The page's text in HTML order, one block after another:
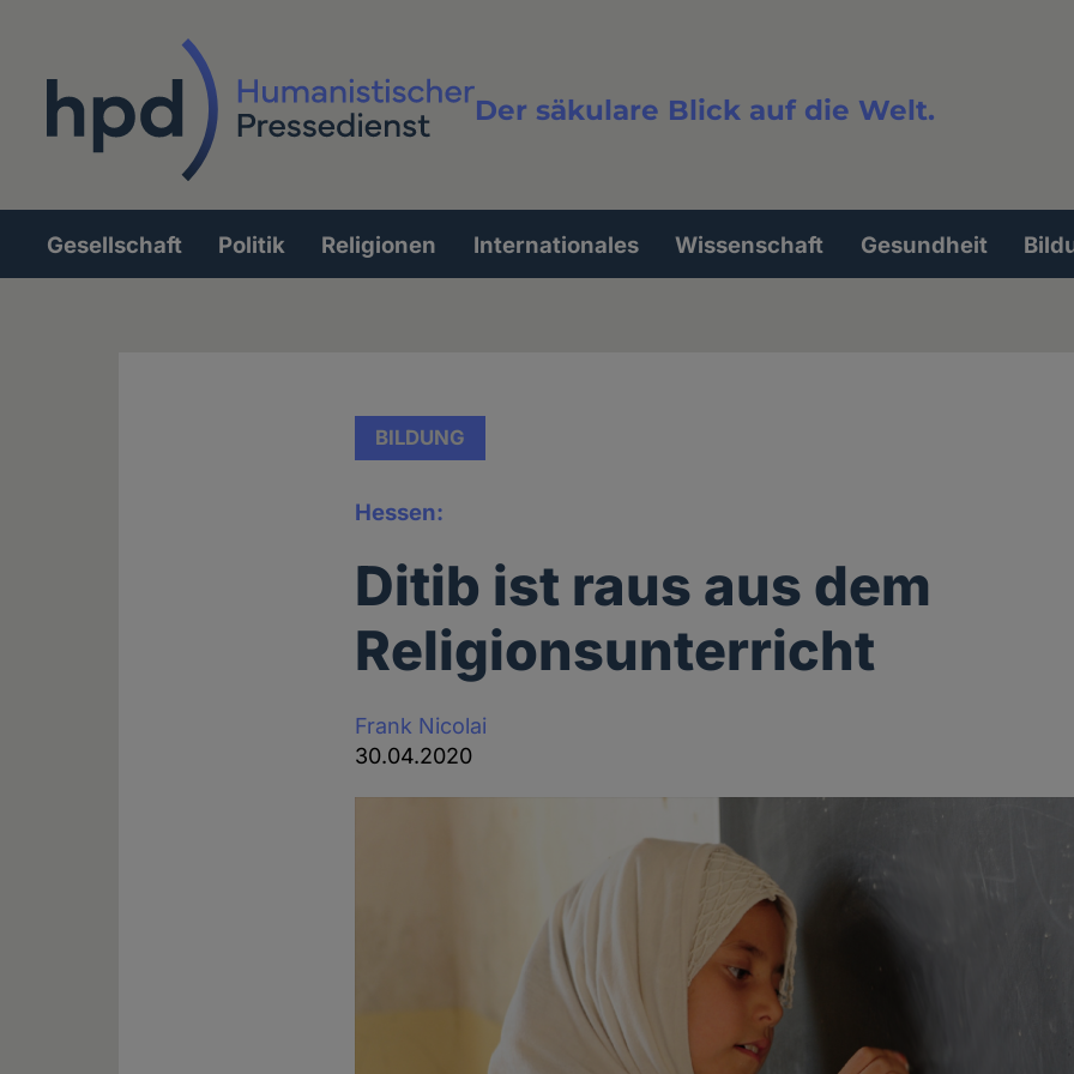
Der säkulare Blick auf die Welt.
Volltextsuche
Hauptnavigation
Gesellschaft Politik Religionen Internationales Wissenschaft Gesundheit
BILDUNG
Hessen:
Ditib ist raus aus dem
Religionsunterricht
Frank Nicolai
30.04.2020